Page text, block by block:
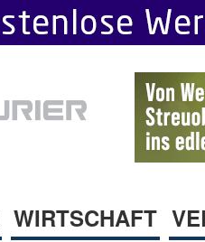
WIRTSCHAFT